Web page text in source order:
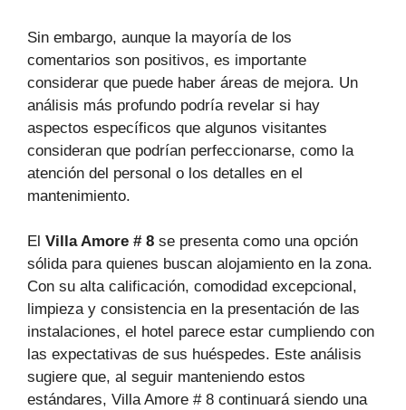
Sin embargo, aunque la mayoría de los
comentarios son positivos, es importante
considerar que puede haber áreas de mejora. Un
análisis más profundo podría revelar si hay
aspectos específicos que algunos visitantes
consideran que podrían perfeccionarse, como la
atención del personal o los detalles en el
mantenimiento.
El Villa Amore # 8 se presenta como una opción
sólida para quienes buscan alojamiento en la zona.
Con su alta calificación, comodidad excepcional,
limpieza y consistencia en la presentación de las
instalaciones, el hotel parece estar cumpliendo con
las expectativas de sus huéspedes. Este análisis
sugiere que, al seguir manteniendo estos
estándares, Villa Amore # 8 continuará siendo una